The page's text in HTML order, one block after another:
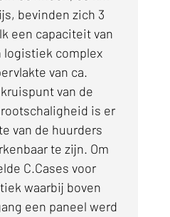
bevinden zich 3
een capaciteit van
logistiek complex
van ca.
van de
is er
van de huurders
te zijn. Om
C.Cases voor
waarbij boven
een paneel werd